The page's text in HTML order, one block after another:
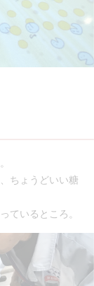
ちょうどいい糖
ているところ。